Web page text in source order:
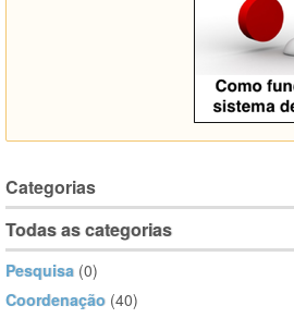
Categorias
Todas as categorias
Pesquisa (0)
Coordenação (40)